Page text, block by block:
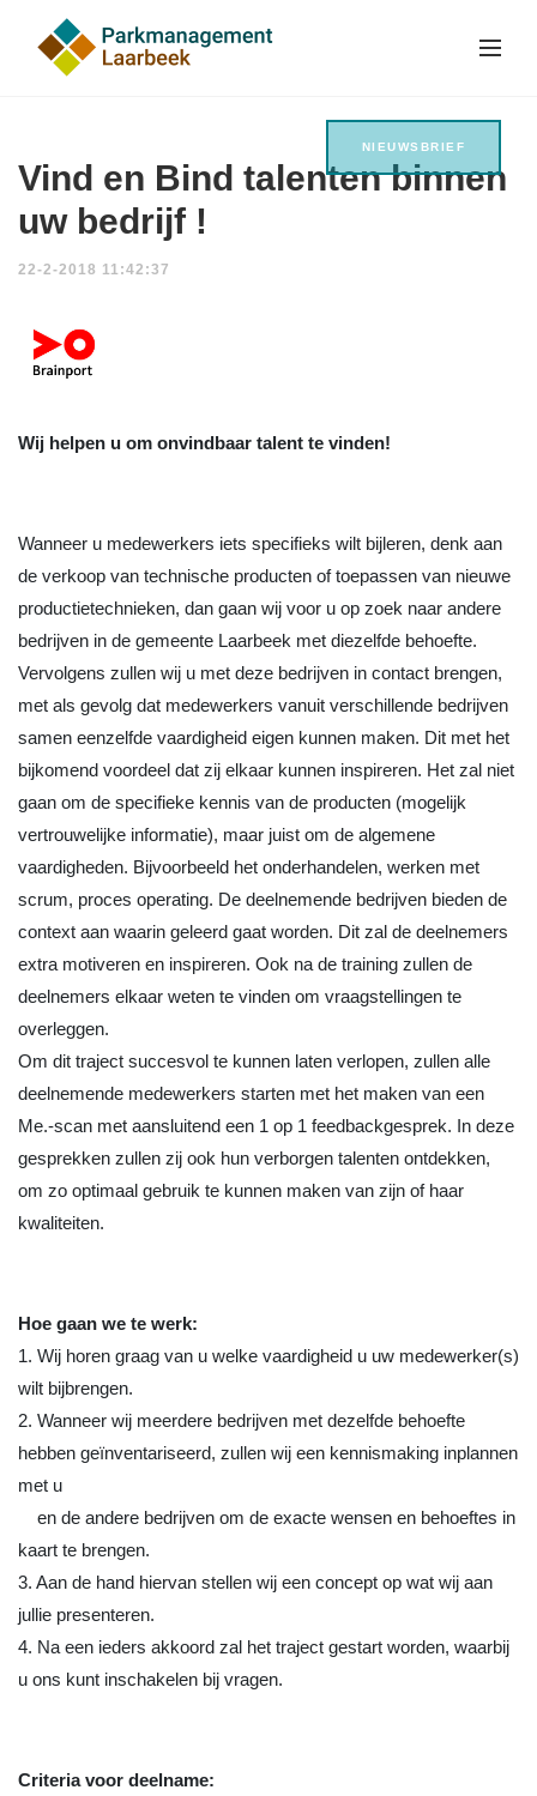
Vind en Bind talenten binnen
uw bedrijf !
22-2-2018 11:42:37
Wij helpen u om onvindbaar talent te vinden!
Wanneer u medewerkers iets specifieks wilt bijleren, denk aan
de verkoop van technische producten of toepassen van nieuwe
productietechnieken, dan gaan wij voor u op zoek naar andere
bedrijven in de gemeente Laarbeek met diezelfde behoefte.
Vervolgens zullen wij u met deze bedrijven in contact brengen,
met als gevolg dat medewerkers vanuit verschillende bedrijven
samen eenzelfde vaardigheid eigen kunnen maken. Dit met het
bijkomend voordeel dat zij elkaar kunnen inspireren. Het zal niet
gaan om de specifieke kennis van de producten (mogelijk
vertrouwelijke informatie), maar juist om de algemene
vaardigheden. Bijvoorbeeld het onderhandelen, werken met
scrum, proces operating. De deelnemende bedrijven bieden de
context aan waarin geleerd gaat worden. Dit zal de deelnemers
extra motiveren en inspireren. Ook na de training zullen de
deelnemers elkaar weten te vinden om vraagstellingen te
overleggen.
Om dit traject succesvol te kunnen laten verlopen, zullen alle
deelnemende medewerkers starten met het maken van een
Me.-scan met aansluitend een 1 op 1 feedbackgesprek. In deze
gesprekken zullen zij ook hun verborgen talenten ontdekken,
om zo optimaal gebruik te kunnen maken van zijn of haar
kwaliteiten.
Hoe gaan we te werk:
1. Wij horen graag van u welke vaardigheid u uw medewerker(s)
wilt bijbrengen.
2. Wanneer wij meerdere bedrijven met dezelfde behoefte
hebben geïnventariseerd, zullen wij een kennismaking inplannen
met u
en de andere bedrijven om de exacte wensen en behoeftes in
kaart te brengen.
3. Aan de hand hiervan stellen wij een concept op wat wij aan
jullie presenteren.
4. Na een ieders akkoord zal het traject gestart worden, waarbij
u ons kunt inschakelen bij vragen.
Criteria voor deelname:
NIEUWSBRIEF